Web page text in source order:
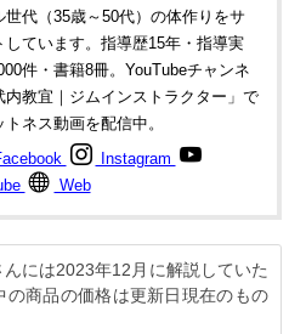
世代（35歳～50代）の体作りをサ
しています。指導歴15年・指導実
件・書籍8冊。YouTubeチャンネ
内教宜｜ジムインストラクター」で
トネス動画を配信中。
Instagram
Web
んには2023年12月に解説していた
の商品の価格は更新日現在のもの